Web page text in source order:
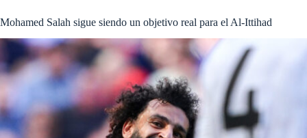
Mohamed Salah sigue siendo un objetivo real para el Al-Ittihad